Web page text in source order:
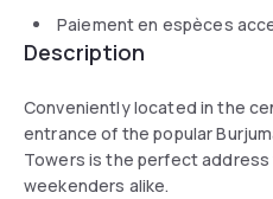
Paiement en espèces
Description
Conveniently located in the
entrance of the popular
Towers is the perfect
weekenders alike.